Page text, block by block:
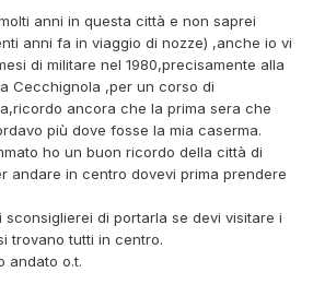
anni in questa città e non saprei
anni fa in viaggio di nozze) ,anche io vi
di militare nel 1980,precisamente alla
Cecchignola ,per un corso di
ancora che la prima sera che
più dove fosse la mia caserma.
ho un buon ricordo della città di
andare in centro dovevi prima prendere
sconsiglierei di portarla se devi visitare i
trovano tutti in centro.
andato o.t.